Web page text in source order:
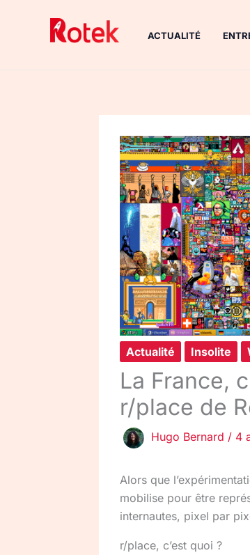
ACTUALITÉ
Actualité Insolite
La France,
r/place de
Hugo Bernard / 4
Alors que
mobilise pour être
internautes, pixel par
r/place, c’est quoi ?